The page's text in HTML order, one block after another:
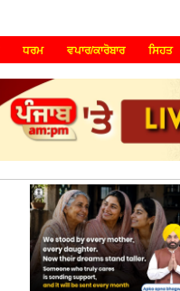
ਧਰਮ ਵਪਾਰ/ਕਾਰੋਬਾਰ ਸਿਹਤ